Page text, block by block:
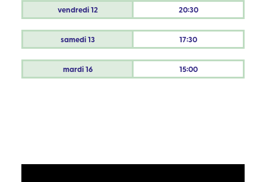
vendredi12 20:30
samedi13 17:30
mardi16 15:00